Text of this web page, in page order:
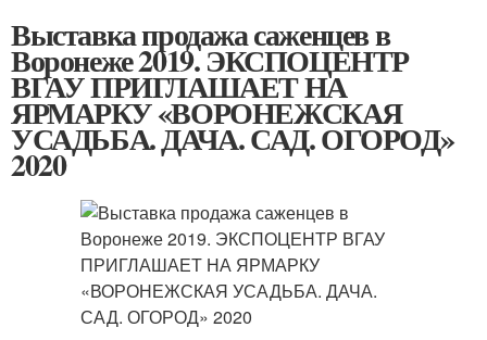
Выставка продажа саженцев в
Воронеже 2019. ЭКСПОЦЕНТР
ВГАУ ПРИГЛАШАЕТ НА
ЯРМАРКУ «ВОРОНЕЖСКАЯ
УСАДЬБА. ДАЧА. САД. ОГОРОД»
2020